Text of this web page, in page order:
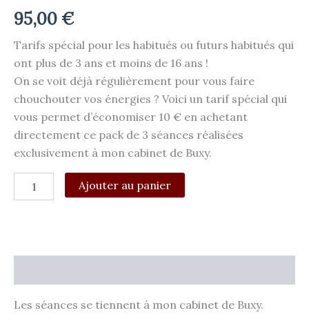
95,00€
Tarifs spécial pour les habitués ou futurs habitués qui
ont plus de 3 ans et moins de 16 ans !
On se voit déjà régulièrement pour vous faire
chouchouter vos énergies ? Voici un tarif spécial qui
vous permet d’économiser 10 € en achetant
directement ce pack de 3 séances réalisées
exclusivement à mon cabinet de Buxy.
Ajouter au panier
Les séances se tiennent à mon cabinet de Buxy.